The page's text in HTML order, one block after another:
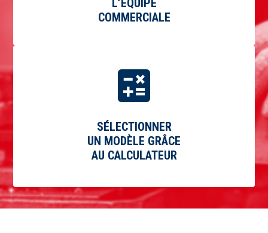
L’ÉQUIPE
COMMERCIALE
SÉLECTIONNER
UN MODÈLE GRÂCE
AU CALCULATEUR